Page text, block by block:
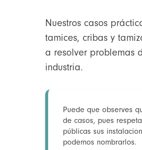
Nuestros casos
tamices, cribas y
a resolver problemas
industria.
Puede que observes
de casos, pues
públicas sus
podemos nombrarlos.